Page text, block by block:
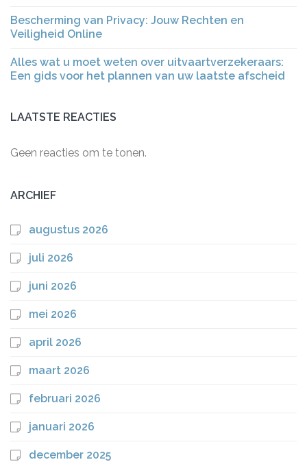
Bescherming van Privacy: Jouw Rechten en
Veiligheid Online
Alles wat u moet weten over uitvaartverzekeraars:
Een gids voor het plannen van uw laatste afscheid
LAATSTE REACTIES
Geen reacties om te tonen.
ARCHIEF
augustus 2026
juli 2026
juni 2026
mei 2026
april 2026
maart 2026
februari 2026
januari 2026
december 2025